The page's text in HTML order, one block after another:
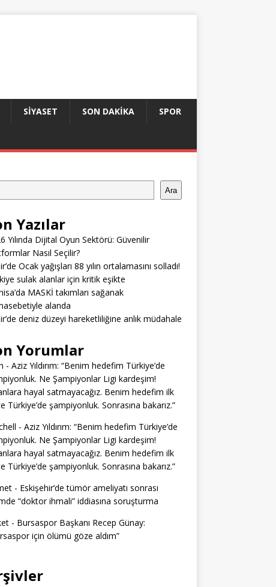
SIYASET SON DAKIKA SPOR
Ara
Yazılar
Yılında Dijital Oyun Sektörü: Güvenilir
Nasıl Seçilir?
Ocak yağışları 88 yılın ortalamasını solladı!
sulak alanlar için kritik eşikte
MASKİ takımları sağanak
alanda
deniz düzeyi hareketliliğine anlık müdahale
Yorumlar
- Aziz Yıldırım: “Benim hedefim Türkiye’de
Ne Şampiyonlar Ligi kardeşim!
hayal satmayacağız. Benim hedefim ilk
Türkiye’de şampiyonluk. Sonrasına bakarız.”
- Aziz Yıldırım: “Benim hedefim Türkiye’de
Ne Şampiyonlar Ligi kardeşim!
hayal satmayacağız. Benim hedefim ilk
Türkiye’de şampiyonluk. Sonrasına bakarız.”
- Eskişehir’de tümör ameliyatı sonrası
“doktor ihmali” iddiasına soruşturma
- Bursaspor Başkanı Recep Günay:
için ölümü göze aldım”